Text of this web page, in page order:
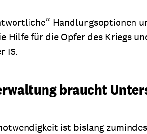
Handlungsoptionen
Hilfe für die Opfer des Kriegs
IS.
braucht
ist bislang